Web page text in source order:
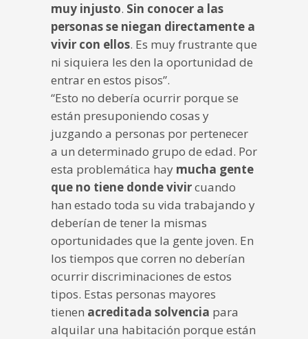
muy injusto. Sin conocer a las
personas se niegan directamente a
vivir con ellos. Es muy frustrante que
ni siquiera les den la oportunidad de
entrar en estos pisos”.
“Esto no debería ocurrir porque se
están presuponiendo cosas y
juzgando a personas por pertenecer
a un determinado grupo de edad. Por
esta problemática hay mucha gente
que no tiene donde vivircuando
han estado toda su vida trabajando y
deberían de tener la mismas
oportunidades que la gente joven. En
los tiempos que corren no deberían
ocurrir discriminaciones de estos
tipos. Estas personas mayores
tienen acreditada solvencia para
alquilar una habitación porque están